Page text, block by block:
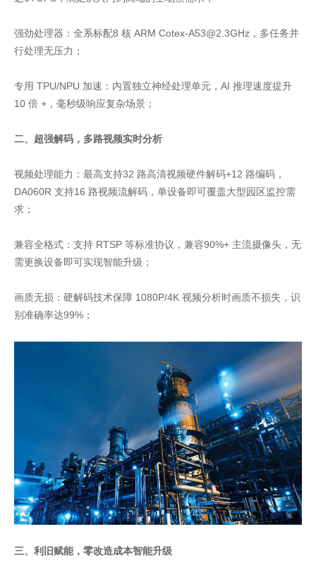
强劲处理器：全系标配8 核 ARM Cotex-A53@2.3GHz，多任务并
行处理无压力；
专用 TPU/NPU 加速：内置独立神经处理单元，AI 推理速度提升
10 倍 +，毫秒级响应复杂场景；
二、超强解码，多路视频实时分析
视频处理能力：最高支持32 路高清视频硬件解码+12 路编码，
DA060R 支持16 路视频流解码，单设备即可覆盖大型园区监控需
求；
兼容全格式：支持 RTSP 等标准协议，兼容90%+ 主流摄像头，无
需更换设备即可实现智能升级；
画质无损：硬解码技术保障 1080P/4K 视频分析时画质不损失，识
别准确率达99%；
三、利旧赋能，零改造成本智能升级